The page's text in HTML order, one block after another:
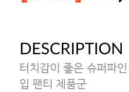
주말특가
[썸머블프] 1만원
DESCRIPTION
터치감이 좋은 슈퍼파
입 팬티 제품군